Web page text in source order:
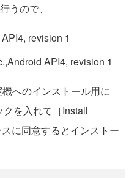
うので、
revision 1
API4, revision 1
へのインストール用に
クを入れて［Install
に同意するとインストー